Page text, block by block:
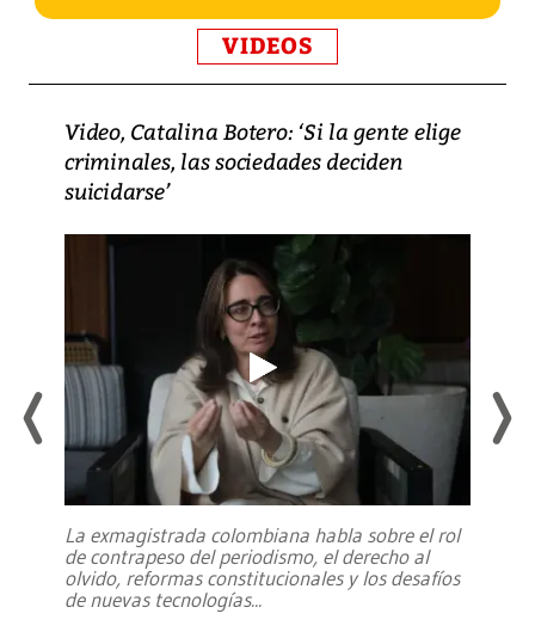
VIDEOS
Video, Catalina Botero: ‘Si la gente elige
criminales, las sociedades deciden
suicidarse’
La exmagistrada colombiana habla sobre el rol
de contrapeso del periodismo, el derecho al
olvido, reformas constitucionales y los desafíos
de nuevas tecnologías...